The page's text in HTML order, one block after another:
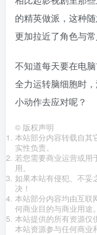
的精英做派，这种
更加拉近了角色与常
不知道每天要在电
全力运转脑细胞时
小动作去应对呢？
© 版权声明
本站部分内容转载自其
实性负责。
若您需要商业运营或用
用。
如果本站有侵犯、不妥
决！
本站部分内容均由互联
何商业目的与商业用途。
本站提供的所有资源仅
本站资源参与任何商业